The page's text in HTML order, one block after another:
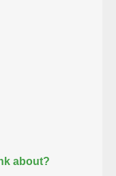
about?